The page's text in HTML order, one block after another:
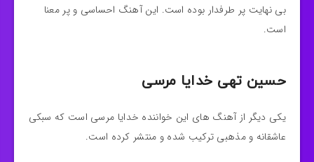
بی نهایت پر طرفدار بوده است. این آهنگ احساسی و پر معنا
است.
حسین تهی خدایا مرسی
یکی دیگر از آهنگ های این خواننده خدایا مرسی است که سبکی
عاشقانه و مذهبی ترکیب شده و منتشر کرده است.